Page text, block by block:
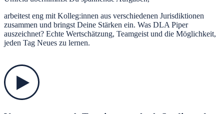
arbeitest eng mit Kolleg:innen aus verschiedenen Jurisdiktionen
zusammen und bringst Deine Stärken ein. Was DLA Piper
auszeichnet? Echte Wertschätzung, Teamgeist und die Möglichkeit,
jeden Tag Neues zu lernen.